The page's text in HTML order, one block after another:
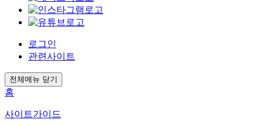
로그인
관련사이트
전체메뉴 닫기
홈
사이트가이드